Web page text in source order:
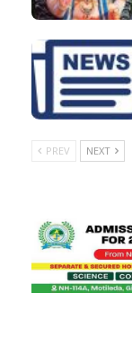
PREV NEXT